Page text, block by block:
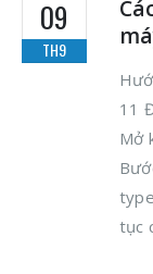
09
TH9
11
Mở
tục